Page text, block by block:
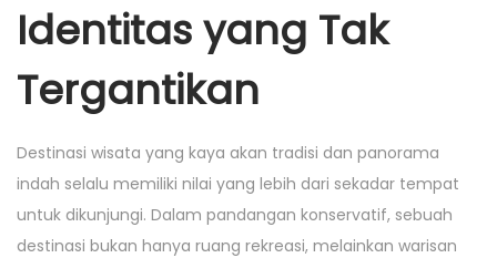
2
0
2
6
Identitas yang Tak
Tergantikan
Destinasi wisata yang kaya akan tradisi dan panorama
indah selalu memiliki nilai yang lebih dari sekadar tempat
untuk dikunjungi. Dalam pandangan konservatif, sebuah
destinasi bukan hanya ruang rekreasi, melainkan warisan